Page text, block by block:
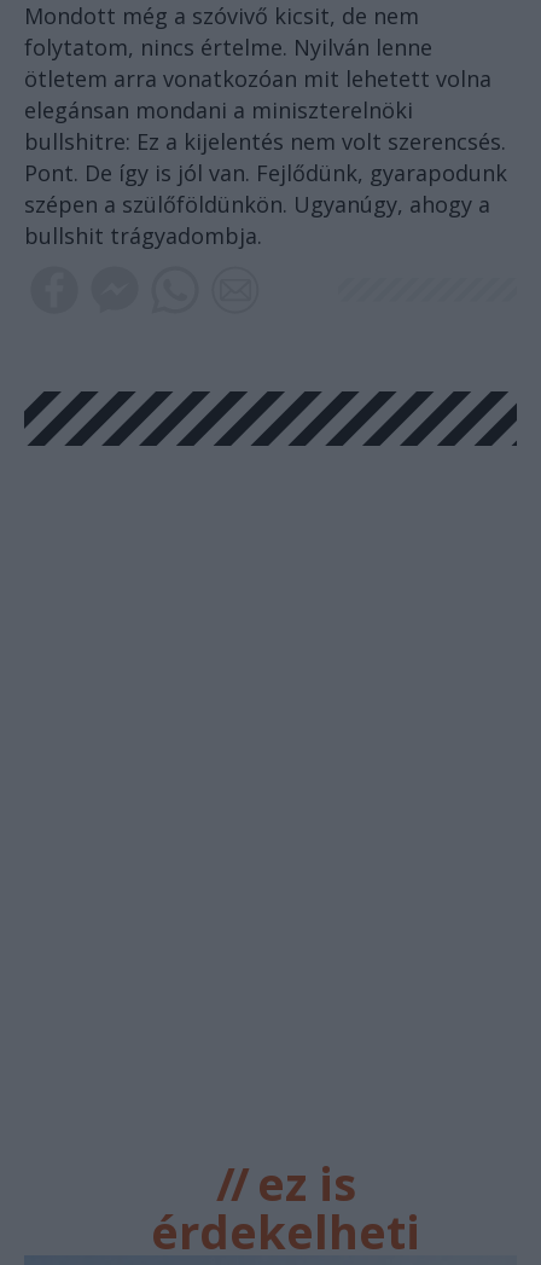
Mondott még a szóvivő kicsit, de nem
folytatom, nincs értelme. Nyilván lenne
ötletem arra vonatkozóan mit lehetett volna
elegánsan mondani a miniszterelnöki
bullshitre: Ez a kijelentés nem volt szerencsés.
Pont. De így is jól van. Fejlődünk, gyarapodunk
szépen a szülőföldünkön. Ugyanúgy, ahogy a
bullshit trágyadombja.
//ez is
érdekelheti